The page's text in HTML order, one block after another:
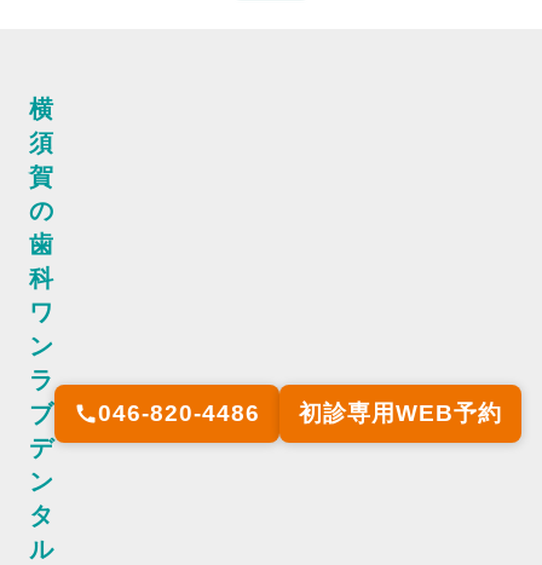
横
須
賀
の
歯
科
ワ
ン
ラ
ブ
デ
ン
タ
ル
call046-820-4486 初診専用WEB予約